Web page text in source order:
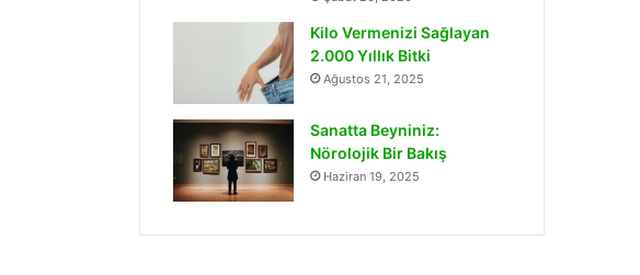
Kilo Vermenizi Sağlayan
2.000 Yıllık Bitki
Ağustos 21, 2025
Sanatta Beyniniz:
Nörolojik Bir Bakış
Haziran 19, 2025